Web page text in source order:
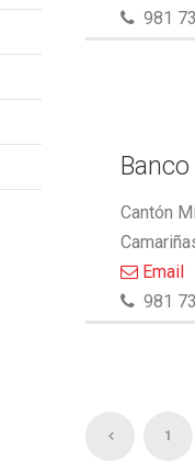
981
Cantón
Email
981
1